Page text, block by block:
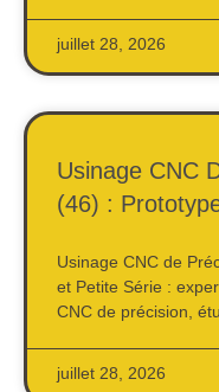
juillet 28, 2026
Usinage CNC
(46) :
Usinage CNC de
et Petite Série :
CNC de précision,
juillet 28, 2026